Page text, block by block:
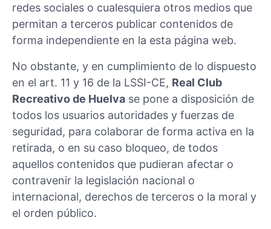
redes sociales o cualesquiera otros medios que
permitan a terceros publicar contenidos de
forma independiente en la esta página web.
No obstante, y en cumplimiento de lo dispuesto
en el art. 11 y 16 de la LSSI-CE, Real Club
Recreativo de Huelva se pone a disposición de
todos los usuarios autoridades y fuerzas de
seguridad, para colaborar de forma activa en la
retirada, o en su caso bloqueo, de todos
aquellos contenidos que pudieran afectar o
contravenir la legislación nacional o
internacional, derechos de terceros o la moral y
el orden público.